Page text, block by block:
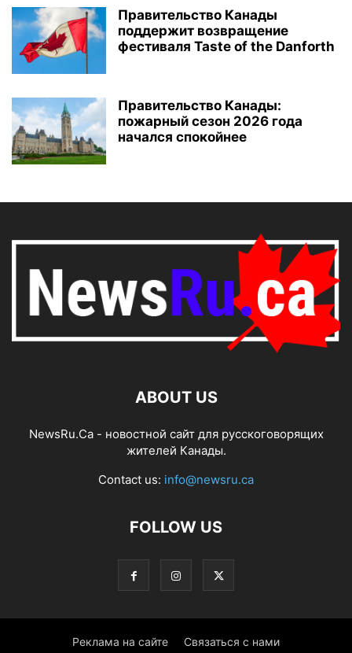
Правительство Канады
поддержит возвращение
фестиваля Taste of the Danforth
Правительство Канады:
пожарный сезон 2026 года
начался спокойнее
ABOUT US
NewsRu.Ca - новостной сайт для русскоговорящих
жителей Канады.
Contact us: info@newsru.ca
FOLLOW US
Реклама на сайте Связаться с нами